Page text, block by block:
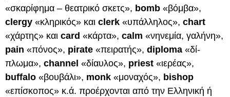
«σκαρίφημα – θεατρικό σκετς», bomb «βόμβα»,
clergy «κληρικός» και clerk «υπάλληλος», chart
«χάρτης» και card «κάρτα», calm «νηνεμία, γαλήνη»,
pain «πόνος», pirate «πειρατής», diploma «δί-
πλωμα», channel «δίαυλος», priest «ιερέας»,
buffalo «βουβάλι», monk «μοναχός», bishop
«επίσκοπος» κ.ά. προέρχονται από την Ελληνική ή